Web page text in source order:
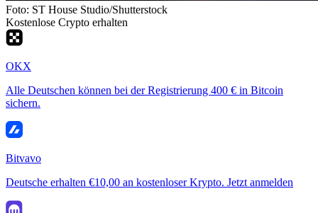
Foto: ST House Studio/Shutterstock
Kostenlose Crypto erhalten
OKX
Alle Deutschen können bei der Registrierung 400 € in Bitcoin
sichern.
Bitvavo
Deutsche erhalten €10,00 an kostenloser Krypto. Jetzt anmelden